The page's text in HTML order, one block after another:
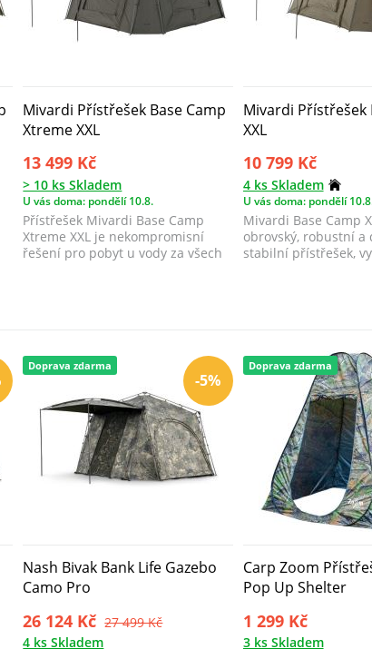
Mivardi Přístřešek Base Camp
Xtreme XXL
13 499 Kč
> 10 ks Skladem
U vás doma: pondělí 10.8.
Přístřešek Mivardi Base Camp
Xtreme XXL je nekompromisní
řešení pro pobyt u vody za všech
Mivardi Přístřešek
XXL
10 799 Kč
4 ks Skladem
U vás doma: pondělí
Mivardi Base Camp
obrovský, robustní a
stabilní přístřešek,
-5%
Doprava zdarma
Nash Bivak Bank Life Gazebo
Camo Pro
26 124 Kč 27 499 Kč
4 ks Skladem
Doprava zdarma
Carp Zoom
Pop Up Shelter
1 299 Kč
3 ks Skladem